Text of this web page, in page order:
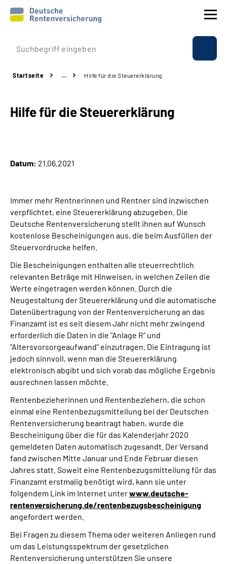
Prävention
Rente
Experten
Über uns & Presse
Online-Services
Suche
Language
Inhalte in Gebärdensprache (DGS)
Leichte Sprache
Mein Kundenportal
Startseite … Hilfe für die Steuererklärung
Hilfe für die Steuererklärung
Datum: 21.06.2021
Immer mehr Rentnerinnen und Rentner sind inzwischen
verpflichtet, eine Steuererklärung abzugeben. Die
Deutsche Rentenversicherung stellt ihnen auf Wunsch
kostenlose Bescheinigungen aus, die beim Ausfüllen der
Steuervordrucke helfen.
Die Bescheinigungen enthalten alle steuerrechtlich
relevanten Beträge mit Hinweisen, in welchen Zeilen die
Werte eingetragen werden können. Durch die
Neugestaltung der Steuererklärung und die automatische
Datenübertragung von der Rentenversicherung an das
Finanzamt ist es seit diesem Jahr nicht mehr zwingend
erforderlich die Daten in die "Anlage R" und
"Altersvorsorgeaufwand" einzutragen. Die Eintragung ist
jedoch sinnvoll, wenn man die Steuererklärung
elektronisch abgibt und sich vorab das mögliche Ergebnis
ausrechnen lassen möchte.
Rentenbezieherinnen und Rentenbeziehern, die schon
einmal eine Rentenbezugsmitteilung bei der Deutschen
Rentenversicherung beantragt haben, wurde die
Bescheinigung über die für das Kalenderjahr 2020
gemeldeten Daten automatisch zugesandt. Der Versand
fand zwischen Mitte Januar und Ende Februar diesen
Jahres statt. Soweit eine Rentenbezugsmitteilung für das
Finanzamt erstmalig benötigt wird, kann sie unter
folgendem Link im Internet unterwww.deutsche-
rentenversicherung.de/rentenbezugsbescheinigung
angefordert werden.
Bei Fragen zu diesem Thema oder weiteren Anliegen rund
um das Leistungsspektrum der gesetzlichen
Rentenversicherung unterstützen Sie unsere